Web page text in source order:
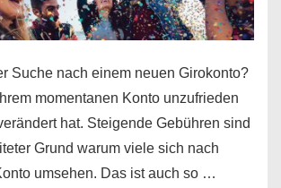
Suche nach einem neuen Girokonto?
momentanen Konto unzufrieden
hat. Steigende Gebühren sind
Grund warum viele sich nach
umsehen. Das ist auch so …